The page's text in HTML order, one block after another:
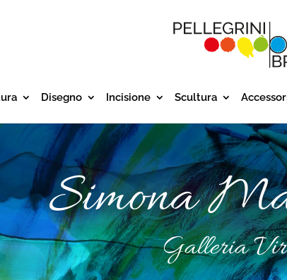
Disegno Incisione Scultura
Simona
Galleria